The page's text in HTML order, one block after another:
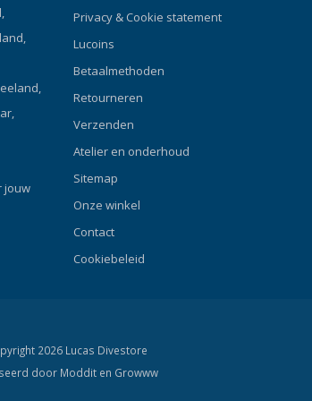
neusstuk volloopt. Dankzij de eenvoudig
te bedienen oppervlakteklep kun je aan
de oppervlakte verse lucht inademen
kunt de klep vlak voor het onderdompelen
sluiten om de toevoer van de tweede trap
te testen. Eenrichtings-spoelklep onder de
handen, indien nodig. Bij gebruik van het
masker met overdruk kan deze klep ook
ingebouwde HUD-bevestiging en metalen
aanpast aan verschillende
jouw
Privacy & Cookie statement
Lucoins
Betaalmethoden
Retourneren
Verzenden
Atelier en onderhoud
Sitemap
Onze winkel
Contact
Cookiebeleid
2026 Lucas Divestore
door Moddit en Growww